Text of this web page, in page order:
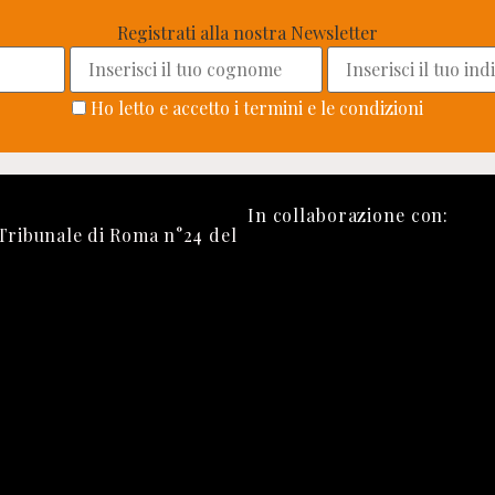
Registrati alla nostra Newsletter
Ho letto e accetto i termini e le condizioni
di Roma n°24 del
In collaborazione con: